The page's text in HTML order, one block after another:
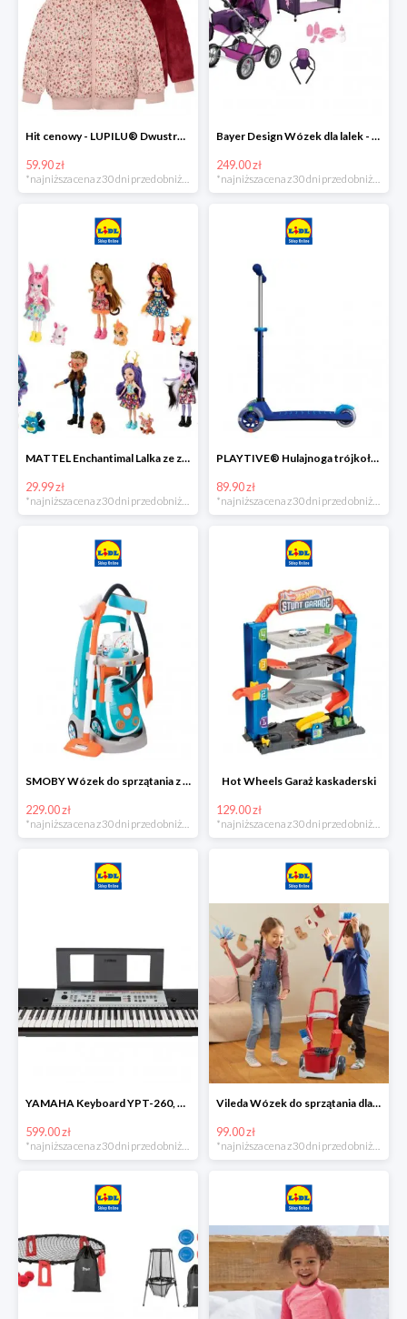
Hit cenowy - LUPILU® Dwustronna kurtka pikowana dziewczęca
59.90 zł
*najniższa cena z 30 dni przed obniżką
Bayer Design Wózek dla lalek - megazestaw
249.00 zł
*najniższa cena z 30 dni przed obniżką
MATTEL Enchantimal Lalka ze zwierzątkiem
29.99 zł
*najniższa cena z 30 dni przed obniżką
PLAYTIVE® Hulajnoga trójkołowa Tri Scooter z diodami LED
89.90 zł
*najniższa cena z 30 dni przed obniżką
SMOBY Wózek do sprzątania z odkurzaczem
229.00 zł
Hot Wheels Garaż kaskaderski
129.00 zł
YAMAHA Keyboard YPT-260, 61 klawiszy
599.00 zł
*najniższa cena z 30 dni przed obniżką
Vileda Wózek do sprzątania dla dzieci
99.00 zł
*najniższa cena z 30 dni przed obniżką